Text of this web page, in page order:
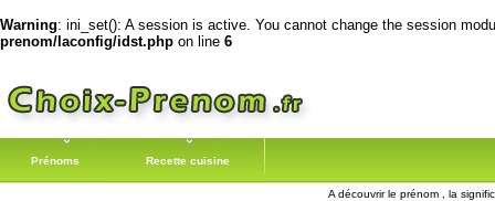
Warning: ini_set(): A session is active. You cannot change the session
prenom/laconfig/idst.php on line 6
Prénoms Recette cuisine
A découvrir le prénom , la